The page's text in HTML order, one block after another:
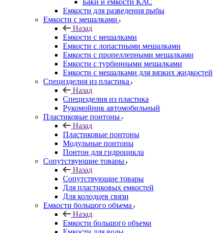
Баки и емкости КАС
Емкости для разведения рыбы
Емкости с мешалками
Назад
Емкости с мешалками
Емкости с лопастными мешалками
Емкости с пропеллерными мешалками
Емкости с турбинными мешалками
Емкости с мешалками для вязких жидкостей
Специзделия из пластика
Назад
Специзделия из пластика
Рукомойник автомобильный
Пластиковые понтоны
Назад
Пластиковые понтоны
Модульные понтоны
Понтон для гидроцикла
Сопутствующие товары
Назад
Сопутствующие товары
Для пластиковых емкостей
Для колодцев связи
Емкости большого объема
Назад
Емкости большого объема